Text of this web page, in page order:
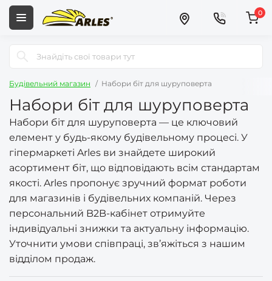
0
Будівельний магазин Набори біт для шуруповерта
Набори біт для шуруповерта
Набори біт для шуруповерта — це ключовий
елемент у будь-якому будівельному процесі. У
гіпермаркеті Arles ви знайдете широкий
асортимент біт, що відповідають всім стандартам
якості. Arles пропонує зручний формат роботи
для магазинів і будівельних компаній. Через
персональний B2B-кабінет отримуйте
індивідуальні знижки та актуальну інформацію.
Уточнити умови співпраці, зв’яжіться з нашим
відділом продаж.